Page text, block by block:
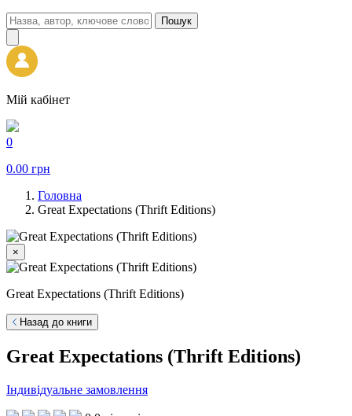
Пошук
Мій кабінет
0
0.00 грн
Головна
Great Expectations (Thrift Editions)
×
Great Expectations (Thrift Editions)
Назад до книги
Great Expectations (Thrift Editions)
Індивідуальне замовлення